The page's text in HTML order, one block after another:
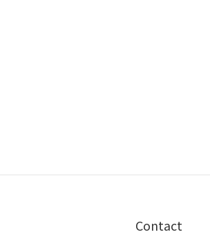
Contact